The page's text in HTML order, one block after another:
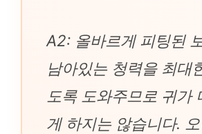
A2: 올바르게 피팅된
남아있는 청력을 최대
도록 도와주므로 귀가
게 하지는 않습니다.